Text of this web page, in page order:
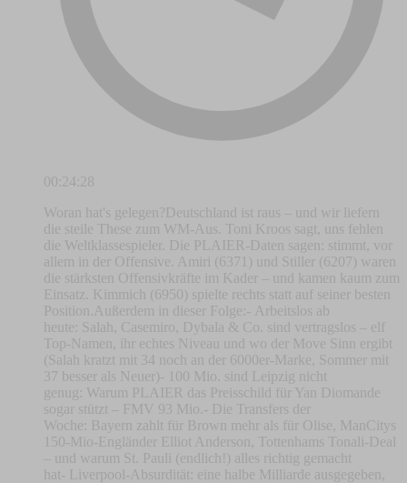
00:24:28
Woran hat's gelegen?Deutschland ist raus – und wir liefern
die steile These zum WM-Aus. Toni Kroos sagt, uns fehlen
die Weltklassespieler. Die PLAIER-Daten sagen: stimmt, vor
allem in der Offensive. Amiri (6371) und Stiller (6207) waren
die stärksten Offensivkräfte im Kader – und kamen kaum zum
Einsatz. Kimmich (6950) spielte rechts statt auf seiner besten
Position.Außerdem in dieser Folge:- Arbeitslos ab
heute: Salah, Casemiro, Dybala & Co. sind vertragslos – elf
Top-Namen, ihr echtes Niveau und wo der Move Sinn ergibt
(Salah kratzt mit 34 noch an der 6000er-Marke, Sommer mit
37 besser als Neuer)- 100 Mio. sind Leipzig nicht
genug: Warum PLAIER das Preisschild für Yan Diomande
sogar stützt – FMV 93 Mio.- Die Transfers der
Woche: Bayern zahlt für Brown mehr als für Olise, ManCitys
150-Mio-Engländer Elliot Anderson, Tottenhams Tonali-Deal
– und warum St. Pauli (endlich!) alles richtig gemacht
hat- Liverpool-Absurdität: eine halbe Milliarde ausgegeben,